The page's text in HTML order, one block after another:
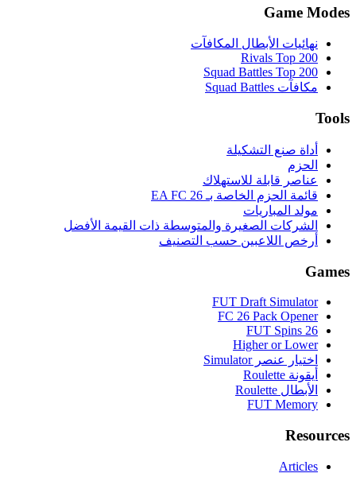
Game Modes
نهائيات الأبطال المكافآت
Rivals Top 200
Squad Battles Top 200
مكافآت Squad Battles
Tools
أداة صنع التشكيلة
الحزم
عناصر قابلة للاستهلاك
قائمة الحزم الخاصة بـ EA FC 26
مولد المباريات
الشركات الصغيرة والمتوسطة ذات القيمة الأفضل
أرخص اللاعبين حسب التصنيف
Games
FUT Draft Simulator
FC 26 Pack Opener
FUT Spins 26
Higher or Lower
اختيار عنصر Simulator
أيقونة Roulette
الأبطال Roulette
FUT Memory
Resources
Articles